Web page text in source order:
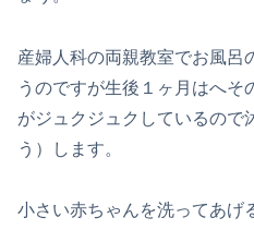
産婦人科の両親教室でお風呂
うのですが生後１ヶ月はへそ
がジュクジュクしているので
う）します。
小さい赤ちゃんを洗ってあげ